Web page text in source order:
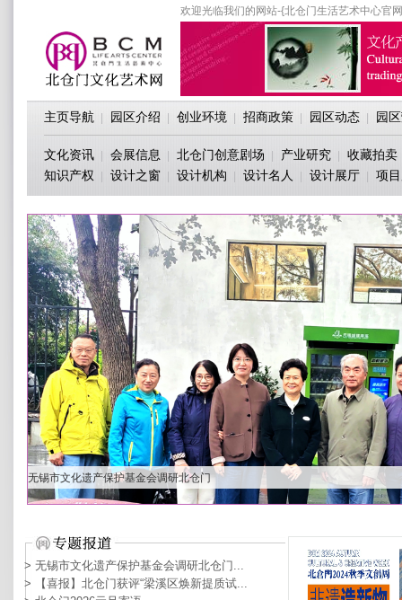
欢迎光临我们的网站-{北仓门生活艺术中心官
主页导航 园区介绍 创业环境 招商政策 园区动态 园
文化资讯 会展信息 北仓门创意剧场 产业研究
收藏拍卖
知识产权
设计之窗 设计机构 设计名人 设计展厅 项
无锡市文化遗产保护基金会调研北仓门
> 无锡市文化遗产保护基金会调研北仓门...
> 【喜报】北仓门获评“梁溪区焕新提质试...